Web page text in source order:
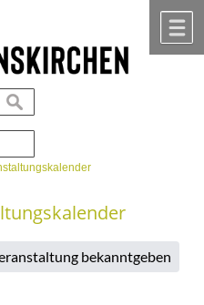
suchen